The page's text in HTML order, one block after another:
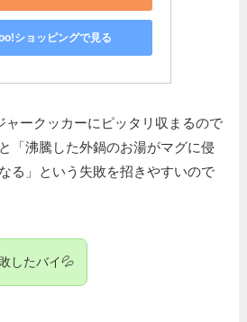
ショッピングで見る
ャークッカーにピッタリ収まるので
「沸騰した外鍋のお湯がマグに侵
る」という失敗を招きやすいので
したバイ💦